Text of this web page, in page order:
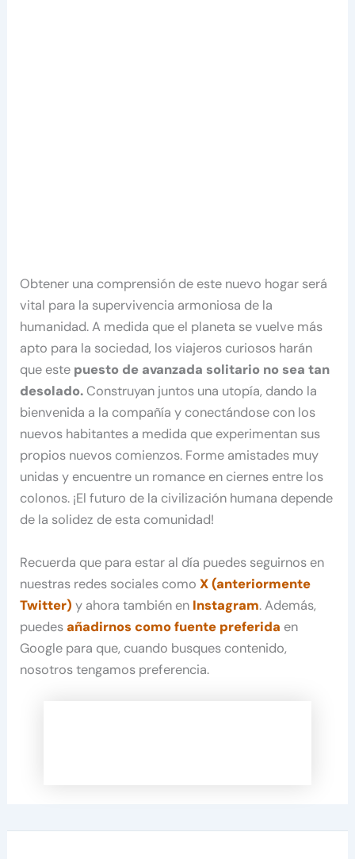
Obtener una comprensión de este nuevo hogar será
vital para la supervivencia armoniosa de la
humanidad. A medida que el planeta se vuelve más
apto para la sociedad, los viajeros curiosos harán
que este puesto de avanzada solitario no sea tan
desolado.Construyan juntos una utopía, dando la
bienvenida a la compañía y conectándose con los
nuevos habitantes a medida que experimentan sus
propios nuevos comienzos. Forme amistades muy
unidas y encuentre un romance en ciernes entre los
colonos. ¡El futuro de la civilización humana depende
de la solidez de esta comunidad!
Recuerda que para estar al día puedes seguirnos en
nuestras redes sociales comoX (anteriormente
Twitter) y ahora también en Instagram. Además,
puedesañadirnos como fuente preferida en
Google para que, cuando busques contenido,
nosotros tengamos preferencia.